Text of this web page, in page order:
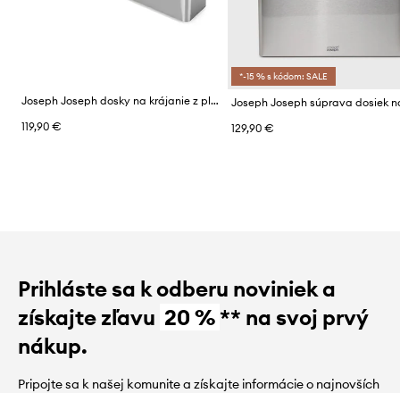
Joseph Joseph dosky na krájanie z plastu
119,90 €
*-15 % s kódom: SALE
129,90 €
Prihláste sa k odberu noviniek a
získajte zľavu 20 %** na svoj prvý
nákup.
Pripojte sa k našej komunite a získajte informácie o najnovších